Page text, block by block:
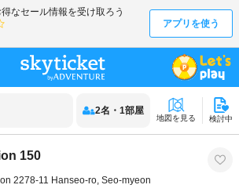
2名 ・ 1部屋
地図を見る 検討中
150
2278-11 Hanseo-ro, Seo-myeon